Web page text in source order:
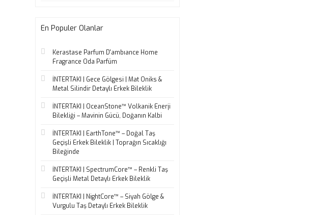
En Populer Olanlar
Kerastase Parfum D'ambıance Home
Fragrance Oda Parfüm
İNTERTAKI | Gece Gölgesi | Mat Oniks &
Metal Silindir Detaylı Erkek Bileklik
İNTERTAKI | OceanStone™ Volkanik Enerji
Bilekliği – Mavinin Gücü, Doğanın Kalbi
İNTERTAKI | EarthTone™ – Doğal Taş
Geçişli Erkek Bileklik | Toprağın Sıcaklığı
Bileğinde
İNTERTAKI | SpectrumCore™ – Renkli Taş
Geçişli Metal Detaylı Erkek Bileklik
İNTERTAKI | NightCore™ – Siyah Gölge &
Vurgulu Taş Detaylı Erkek Bileklik